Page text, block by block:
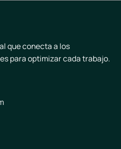
que conecta a los
para optimizar cada trabajo.